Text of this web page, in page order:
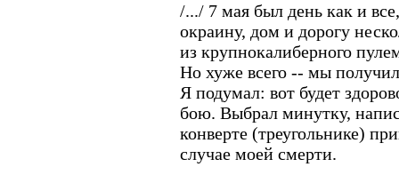
/.../ 7 мая был день как и
окраину, дом и дорогу
из крупнокалиберного
Но хуже всего -- мы
Я подумал: вот будет
бою. Выбрал минутку,
конверте (треугольнике)
случае моей смерти.